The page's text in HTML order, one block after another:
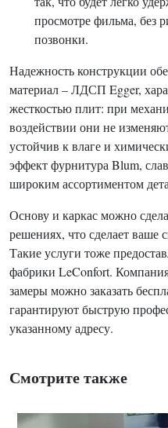
просмотре фильма, без
позвонки.
Надежность конструкции
материал – ЛДСП Egger,
жесткостью плит: при
воздействии они не
устойчив к влаге и
эффект фурнитура Blum,
широким ассортиментом
Основу и каркас можно
решениях, что сделает ваше
Такие услуги тоже
фабрики LeConfort.
замеры можно заказать
гарантируют быструю
указанному адресу.
Смотрите также